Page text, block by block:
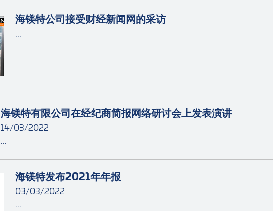
海镁特公司接受财经新闻网的采访
...
海镁特有限公司在经纪商简报网络研讨会上发表演讲
14/03/2022
...
海镁特发布2021年年报
03/03/2022
...